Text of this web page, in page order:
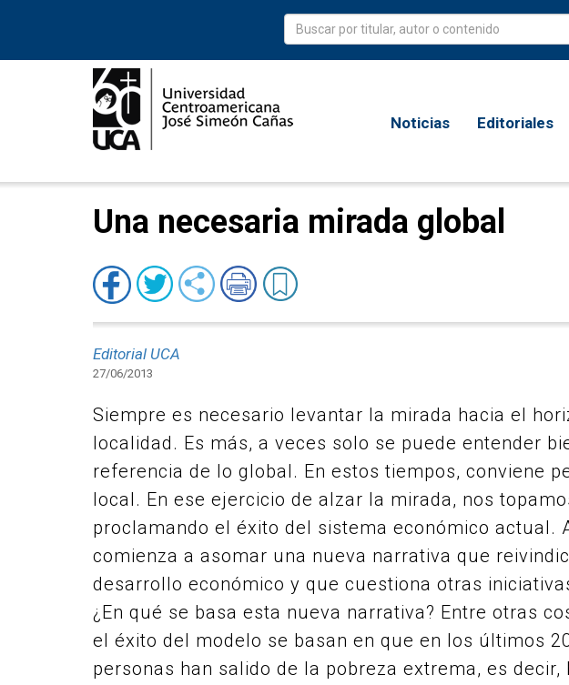
Noticias Editoriales
Una necesaria mirada global
Editorial UCA
27/06/2013
Siempre es necesario levantar la mirada hacia el
localidad. Es más, a veces solo se puede entender
referencia de lo global. En estos tiempos, conviene
local. En ese ejercicio de alzar la mirada, nos
proclamando el éxito del sistema económico actual.
comienza a asomar una nueva narrativa que
desarrollo económico y que cuestiona otras
¿En qué se basa esta nueva narrativa? Entre otras
el éxito del modelo se basan en que en los últimos
personas han salido de la pobreza extrema, es decir,